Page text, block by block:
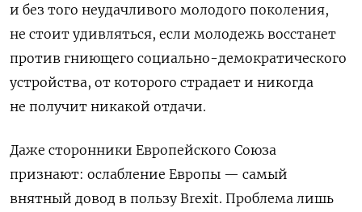
и без того неудачливого молодого поколения,
не стоит удивляться, если молодежь восстанет
против гниющего социально-демократического
устройства, от которого страдает и никогда
не получит никакой отдачи.
Даже сторонники Европейского Союза
признают: ослабление Европы — самый
внятный довод в пользу Brexit. Проблема лишь